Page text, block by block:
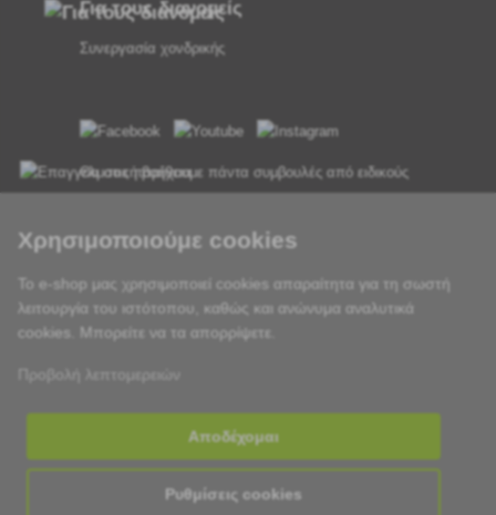
Για τους διανομείς
Συνεργασία χονδρικής
Θα σας παρέχουμε πάντα συμβουλές από ειδικούς
Παράδοση εντός 24 ωρών από Δευτέρα έως Παρασκευή
Χρησιμοποιούμε cookies
Το e-shop μας χρησιμοποιεί cookies απαραίτητα για τη σωστή
λειτουργία του ιστότοπου, καθώς και ανώνυμα αναλυτικά
cookies. Μπορείτε να τα απορρίψετε.
Αποδέχομαι
Ρυθμίσεις cookies